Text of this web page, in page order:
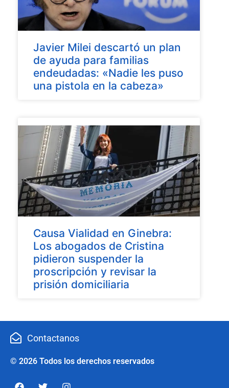
Javier Milei descartó un plan
de ayuda para familias
endeudadas: «Nadie les puso
una pistola en la cabeza»
Causa Vialidad en Ginebra:
Los abogados de Cristina
pidieron suspender la
proscripción y revisar la
prisión domiciliaria
Contactanos
© 2026 Todos los derechos reservados